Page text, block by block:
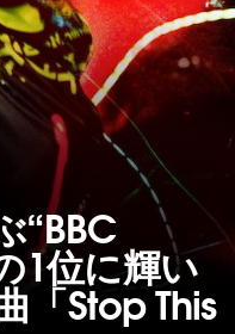
“BBC
1位に輝い
「Stop This